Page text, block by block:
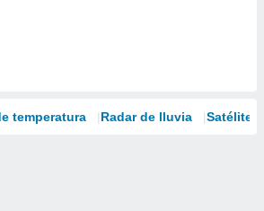
temperatura Radar de lluvia Satélites